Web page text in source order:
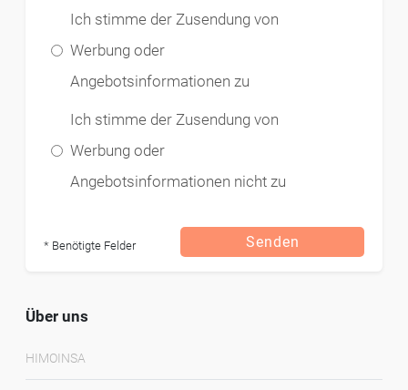
Ich stimme der Zusendung von
Werbung oder
Angebotsinformationen zu
Ich stimme der Zusendung von
Werbung oder
Angebotsinformationen nicht zu
* Benötigte Felder Senden
Über uns
HIMOINSA